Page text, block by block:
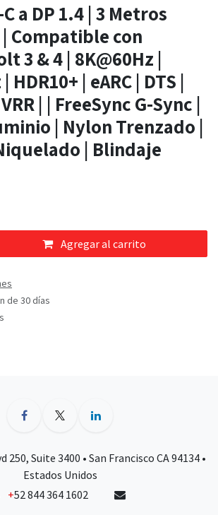
a DP 1.4 | 3 Metros
Compatible con
3 & 4 | 8K@60Hz |
HDR10+ | eARC | DTS |
| | FreeSync G-Sync |
| Nylon Trenzado |
| Blindaje
Agregar al carrito
de 30 días
250, Suite 3400 • San Francisco CA 94134 •
Estados Unidos
+52 844 364 1602